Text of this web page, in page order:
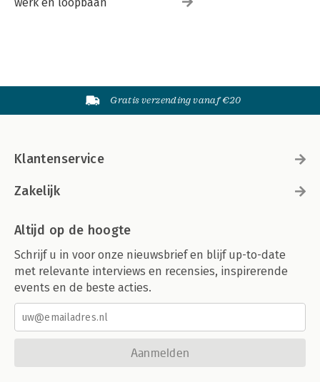
Gratis verzending vanaf €20
Klantenservice
Zakelijk
Altijd op de hoogte
Schrijf u in voor onze nieuwsbrief en blijf up-to-date
met relevante interviews en recensies, inspirerende
events en de beste acties.
Aanmelden